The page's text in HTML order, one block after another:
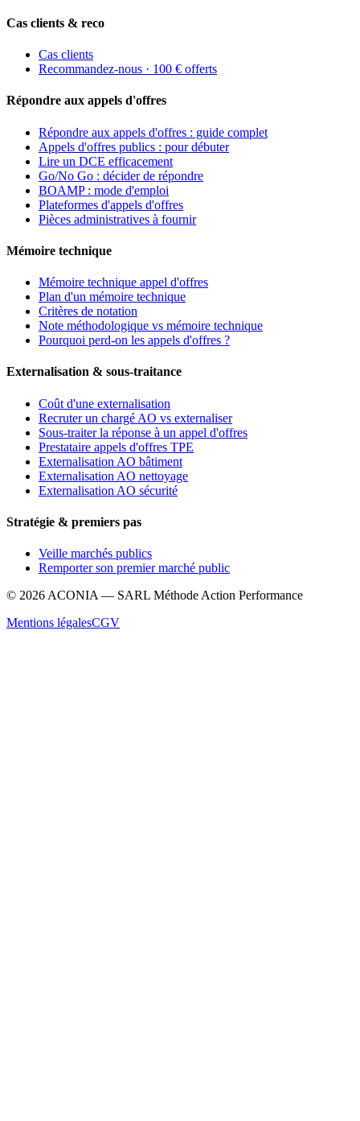
Cas clients & reco
Cas clients
Recommandez-nous · 100 € offerts
Répondre aux appels d'offres
Répondre aux appels d'offres : guide complet
Appels d'offres publics : pour débuter
Lire un DCE efficacement
Go/No Go : décider de répondre
BOAMP : mode d'emploi
Plateformes d'appels d'offres
Pièces administratives à fournir
Mémoire technique
Mémoire technique appel d'offres
Plan d'un mémoire technique
Critères de notation
Note méthodologique vs mémoire technique
Pourquoi perd-on les appels d'offres ?
Externalisation & sous-traitance
Coût d'une externalisation
Recruter un chargé AO vs externaliser
Sous-traiter la réponse à un appel d'offres
Prestataire appels d'offres TPE
Externalisation AO bâtiment
Externalisation AO nettoyage
Externalisation AO sécurité
Stratégie & premiers pas
Veille marchés publics
Remporter son premier marché public
© 2026 ACONIA — SARL Méthode Action Performance
Mentions légalesCGV